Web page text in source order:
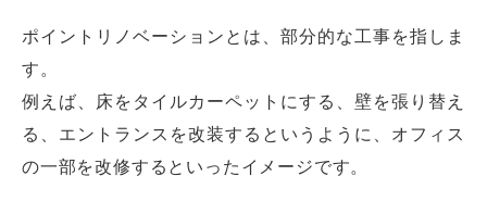
ポイントリノベーションとは、部分的な工事を指しま
す。
例えば、床をタイルカーペットにする、壁を張り替え
る、エントランスを改装するというように、オフィス
の一部を改修するといったイメージです。